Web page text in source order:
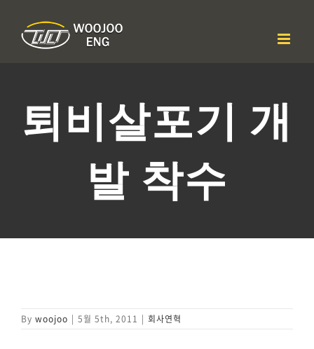
퇴비살포기 개
발 착수
By woojoo | 5월 5th, 2011 | 회사연혁